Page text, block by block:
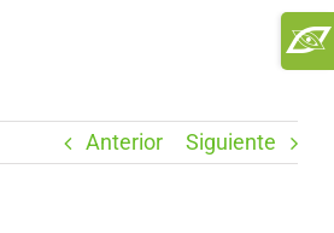
Anterior Siguiente
Area